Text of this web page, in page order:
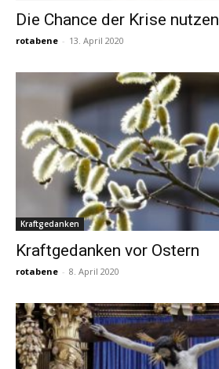
Die Chance der Krise nutzen
rotabene - 13. April 2020
Kraftgedanken
Kraftgedanken vor Ostern
rotabene - 8. April 2020